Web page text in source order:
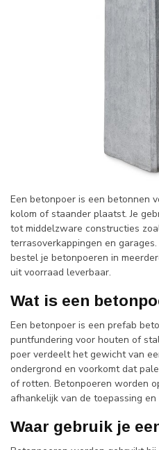
Een betonpoer is een betonnen
kolom of staander plaatst. Je
tot middelzware constructies
terrasoverkappingen en
bestel je betonpoeren in
uit voorraad leverbaar.
Wat is een
Een betonpoer is een prefab
puntfundering voor houten of
poer verdeelt het gewicht van
ondergrond en voorkomt dat
of rotten. Betonpoeren worden
afhankelijk van de toepassing
Waar gebruik je